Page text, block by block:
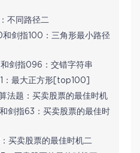
不同路径二
剑指100：三角形最小路径
剑指096：交错字符串
：最大正方形[top100]
法题：买卖股票的最佳时机
剑指63：买卖股票的最佳时
买卖股票的最佳时机二